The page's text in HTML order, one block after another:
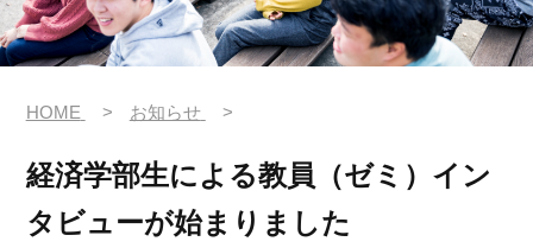
済
学
研
大学院
キャリア
HOME お知らせ
経済学部生による教員（ゼミ）イン
タビューが始まりました